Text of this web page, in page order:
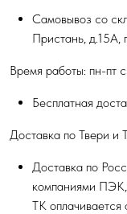
Самовывоз со
Пристань,
Время работы: пн-пт
Бесплатная
Доставка по Твери и
Доставка по
компаниями
ТК оплачивается